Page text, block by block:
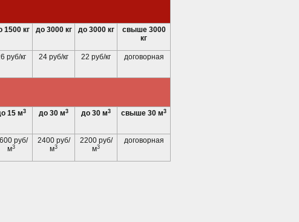
1500 кг до 3000 кг до 3000 кг
свыше 3000
кг
руб/кг 24 руб/кг 22 руб/кг договорная
15 м3 до 30 м3 до 30 м3 свыше 30 м3
руб/
м3
2400 руб/
м3
2200 руб/
м3
договорная